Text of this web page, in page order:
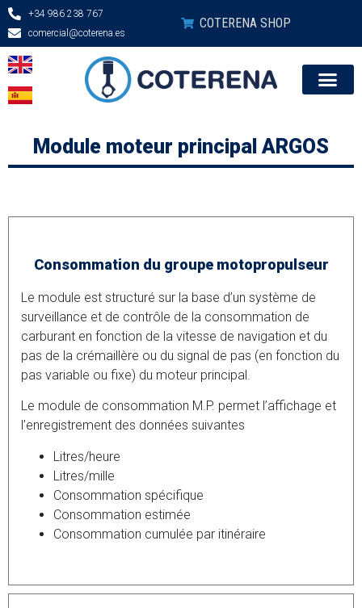
+34 986 238 767
comercial@coterena.es
COTERENA SHOP
Module moteur principal ARGOS
Consommation du groupe motopropulseur
Le module est structuré sur la base d’un système de
surveillance et de contrôle de la consommation de
carburant en fonction de la vitesse de navigation et du
pas de la crémaillère ou du signal de pas (en fonction du
pas variable ou fixe) du moteur principal.
Le module de consommation M.P. permet l’affichage et
l’enregistrement des données suivantes
Litres/heure
Litres/mille
Consommation spécifique
Consommation estimée
Consommation cumulée par itinéraire